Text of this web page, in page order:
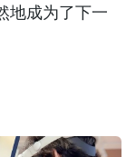
地成为了下一